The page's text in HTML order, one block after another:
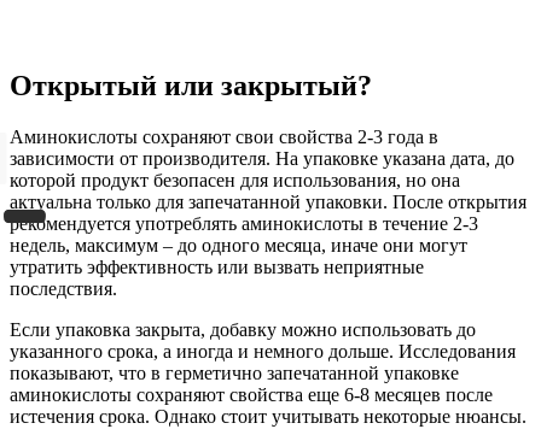
Открытый или закрытый?
Аминокислоты сохраняют свои свойства 2-3 года в
зависимости от производителя. На упаковке указана дата, до
которой продукт безопасен для использования, но она
актуальна только для запечатанной упаковки. После открытия
рекомендуется употреблять аминокислоты в течение 2-3
недель, максимум – до одного месяца, иначе они могут
утратить эффективность или вызвать неприятные
последствия.
Если упаковка закрыта, добавку можно использовать до
указанного срока, а иногда и немного дольше. Исследования
показывают, что в герметично запечатанной упаковке
аминокислоты сохраняют свойства еще 6-8 месяцев после
истечения срока. Однако стоит учитывать некоторые нюансы.